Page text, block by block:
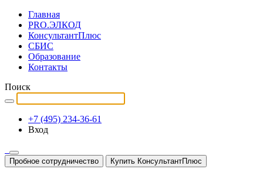
Главная
PRO.ЭЛКОД
КонсультантПлюс
СБИС
Образование
Контакты
Поиск
+7 (495) 234-36-61
Вход
Пробное сотрудничество Купить КонсультантПлюс